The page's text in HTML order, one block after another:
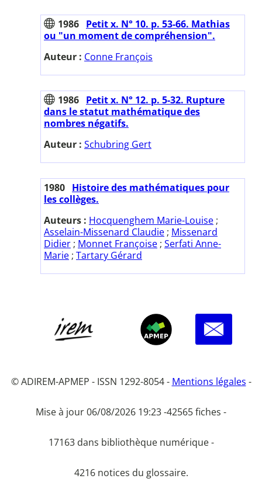
1986 Petit x. N° 10. p. 53-66. Mathias
ou "un moment de compréhension".
Auteur : Conne François
1986 Petit x. N° 12. p. 5-32. Rupture
dans le statut mathématique des
nombres négatifs.
Auteur : Schubring Gert
1980 Histoire des mathématiques pour
les collèges.
Auteurs : Hocquenghem Marie-Louise ;
Asselain-Missenard Claudie ; Missenard
Didier ; Monnet Françoise ; Serfati Anne-
Marie ; Tartary Gérard
© ADIREM-APMEP - ISSN 1292-8054 - Mentions légales -
Mise à jour 06/08/2026 19:23 -42565 fiches -
17163 dans bibliothèque numérique -
4216 notices du glossaire.